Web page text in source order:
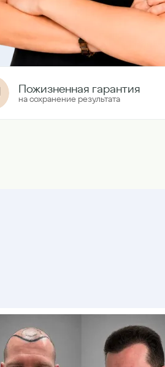
Пожизненная гарантия
на сохранение результата